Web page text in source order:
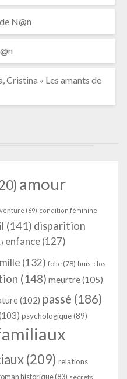
N@n
Cristina « Les amants de
amour
(69) condition féminine
(141) disparition
enfance(127)
(132) folie (78) huis-clos
(148) meurtre(105)
(102) passé (186)
psychologique(89)
(209) relations
historique(83) secrets